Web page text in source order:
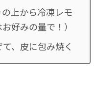
上から冷凍レモ
好みの量で！）
、皮に包み焼く